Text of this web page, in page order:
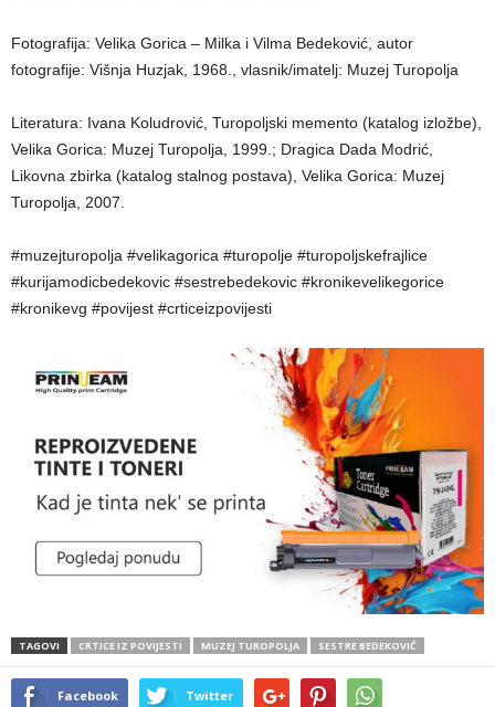
Fotografija: Velika Gorica – Milka i Vilma Bedeković, autor
fotografije: Višnja Huzjak, 1968., vlasnik/imatelj: Muzej Turopolja
Literatura: Ivana Koludrović, Turopoljski memento (katalog izložbe),
Velika Gorica: Muzej Turopolja, 1999.; Dragica Dada Modrić,
Likovna zbirka (katalog stalnog postava), Velika Gorica: Muzej
Turopolja, 2007.
#muzejturopolja #velikagorica #turopolje #turopoljskefrajlice
#kurijamodicbedekovic #sestrebedekovic #kronikevelikegorice
#kronikevg #povijest #crticeizpovijesti
TAGOVI CRTICE IZ POVIJESTI MUZEJ TUROPOLJA SESTRE BEDEKOVIĆ
Facebook Twitter